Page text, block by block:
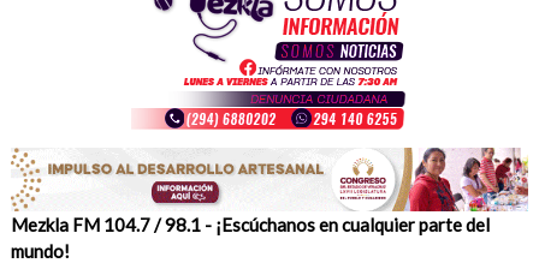
Mezkla FM 104.7 / 98.1 - ¡Escúchanos en cualquier parte del
mundo!